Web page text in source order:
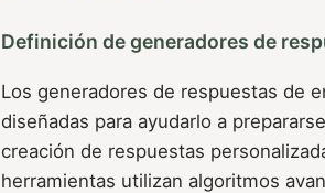
Definición de generadores de
Los generadores de respuestas de
diseñadas para ayudarlo a
creación de respuestas
herramientas utilizan algoritmos